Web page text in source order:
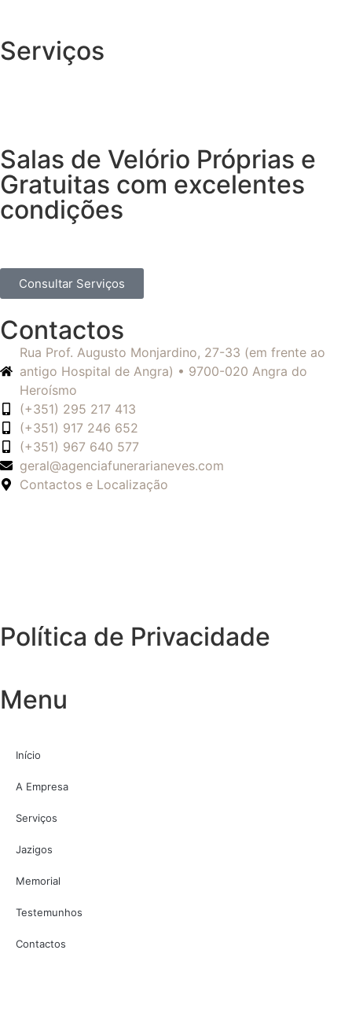
Serviços
Salas de Velório Próprias e
Gratuitas com excelentes
condições
Consultar Serviços
Contactos
Rua Prof. Augusto Monjardino, 27-33 (em frente ao
antigo Hospital de Angra) • 9700-020 Angra do
Heroísmo
(+351) 295 217 413
(+351) 917 246 652
(+351) 967 640 577
geral@agenciafunerarianeves.com
Contactos e Localização
Política de Privacidade
Menu
Início
A Empresa
Serviços
Jazigos
Memorial
Testemunhos
Contactos